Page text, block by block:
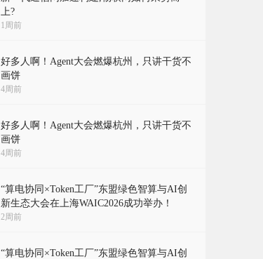
上?
1周前
好多人啊！Agent大会燃爆杭州，只讲干货不
画饼
4周前
好多人啊！Agent大会燃爆杭州，只讲干货不
画饼
4周前
“算电协同×Token工厂”东盟绿色智算与AI创
新生态大会在上海WAIC2026成功举办！
2周前
“算电协同×Token工厂”东盟绿色智算与AI创